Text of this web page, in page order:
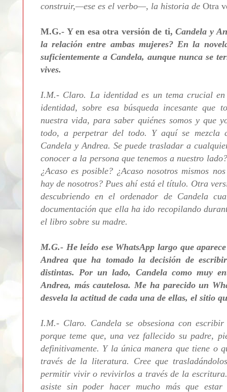
construir,—ese es el verbo—, la historia de Otra
M.G.- Y en esa otra versión de ti,Candela y
la relación entre ambas mujeres? En la
suficientemente a Candela, aunque nunca se
vives.
I.M.- Claro. La identidad es un tema crucial
identidad, sobre esa búsqueda incesante que
nuestra vida, para saber quiénes somos y que
todo, a perpetrar del todo. Y aquí se mezcla
Candela y Andrea. Se puede trasladar a
conocer a la persona que tenemos a nuestro
¿Acaso es posible? ¿Acaso nosotros mismos
hay de nosotros? Pues ahí está el título. Otra
descubriendo en el ordenador de Candela
documentación que ella ha ido recopilando
el libro sobre su madre.
M.G.- He leído ese WhatsApp largo que
Andrea que ha tomado la decisión de
distintas. Por un lado, Candela como muy
Andrea, más cautelosa. Me ha parecido un
desvela la actitud de cada una de ellas, el sitio
I.M.- Claro. Candela se obsesiona con
porque teme que, una vez fallecido su padre,
definitivamente. Y la única manera que tiene o
través de la literatura. Cree que
permitir vivir o revivirlos a través de la
asiste sin poder hacer mucho más que